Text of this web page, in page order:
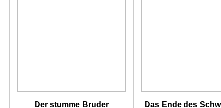
Der stumme Bruder
Das Ende des